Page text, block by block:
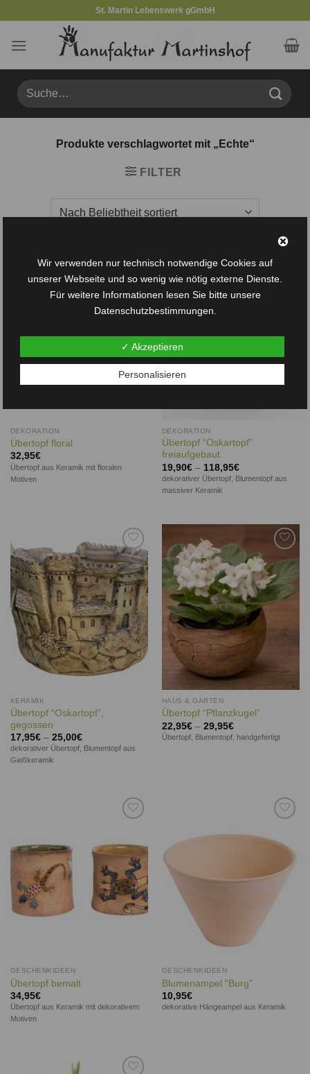
springen
St. Martin Lebenswerk gGmbH
Suche
nach:
Produkte verschlagwortet mit „Echte“
FILTER
Wunschliste
DEKORATION
Übertopf floral
32,95€
Übertopf aus Keramik mit floralen
Motiven
Wunschliste
DEKORATION
Übertopf “Oskartopf”
freiaufgebaut
19,90€– 118,95€
dekorativer Übertopf, Blumentopf aus
massiver Keramik
Auf die
Wunschliste
KERAMIK
Übertopf “Oskartopf”,
gegossen
17,95€– 25,00€
dekorativer Übertopf, Blumentopf aus
Gießkeramik
Auf die
Wunschliste
HAUS & GARTEN
Übertopf “Pflanzkugel”
22,95€– 29,95€
Übertopf, Blumentopf, handgefertigt
GESCHENKIDEEN
Übertopf bemalt
34,95€
Übertopf aus Keramik mit dekorativem
Motiven
Wunschliste
GESCHENKIDEEN
Blumenampel “Burg”
10,95€
dekorative Hängeampel aus Keramik
Wir verwenden nur technisch notwendige Cookies auf
unserer Webseite und so wenig wie nötig externe Dienste.
Für weitere Informationen lesen Sie bitte unsere
Datenschutzbestimmungen.
✓ Akzeptieren
Personalisieren